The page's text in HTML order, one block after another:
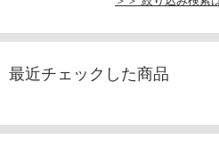
最近チェックした商品